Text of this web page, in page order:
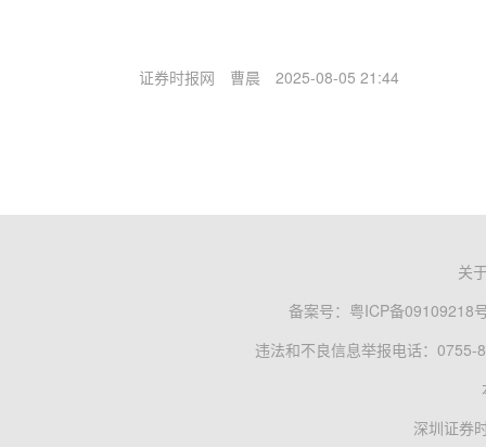
证券时报网 曹晨 2025-08-05 21:44
关
备案号： 粤ICP备09109218
违法和不良信息举报电话：0755-
深圳证券